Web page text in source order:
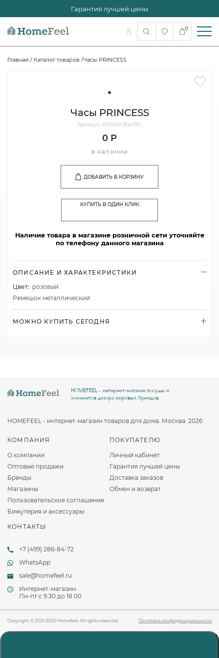
Гарантия лучшей цены
0
Главная / Каталог товаров /Часы PRINCESS
Часы PRINCESS
Артикул: PR009A BW/RG
0 Р
в наличии
ДОБАВИТЬ В КОРЗИНУ
КУПИТЬ В ОДИН КЛИК
Наличие товара в магазине розничной сети уточняйте
по телефону данного магазина
ОПИСАНИЕ И ХАРАКТЕКРИСТИКИ
Цвет: розовый
Ремешок металлический.
МОЖНО КУПИТЬ СЕГОДНЯ
КОМПАНИЯ
О компании
Оптовые продажи
Бренды
Магазины
Пользовательское соглашение
Бижутерия и аксессуары
ПОКУПАТЕЛЮ
Личный кабинет
Гарантия лучшей цены
Доставка заказов
Обмен и возврат
КОНТАКТЫ
+7 (499) 286-84-72
WhatsApp
sale@homefeel.ru
Интернет-магазин:
Пн-пт c 9.30 до 18.00
HOMEFEEL - интернет-магазин посуды и
элементов декора мировых брендов.
HOMEFEEL - интернет-магазин товаров для дома. Москва. 2026
Copyright © 2021-2026 Homefeel. All rights reserved. Политика конфиденциальности